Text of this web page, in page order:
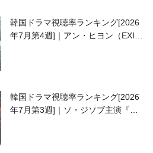
韓国ドラマ視聴率ランキング[2026
年7月第4週]｜アン・ヒヨン（EXID
韓国ドラマ視聴率ランキング[2026
年7月第3週]｜ソ・ジソブ主演『エ